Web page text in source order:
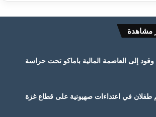
مشاهدة
صهريج وقود إلى العاصمة المالية باماكو تحت حراسة
طفلان في اعتداءات صهيونية على قطاع غزة